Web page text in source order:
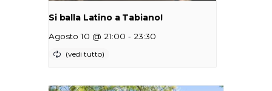
Si balla Latino a Tabiano!
Agosto 10 @ 21:00 - 23:30